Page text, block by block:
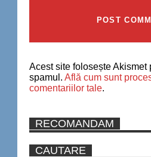
Acest site folosește Akismet
spamul. Află cum sunt
comentariilor tale.
RECOMANDAM
CAUTARE